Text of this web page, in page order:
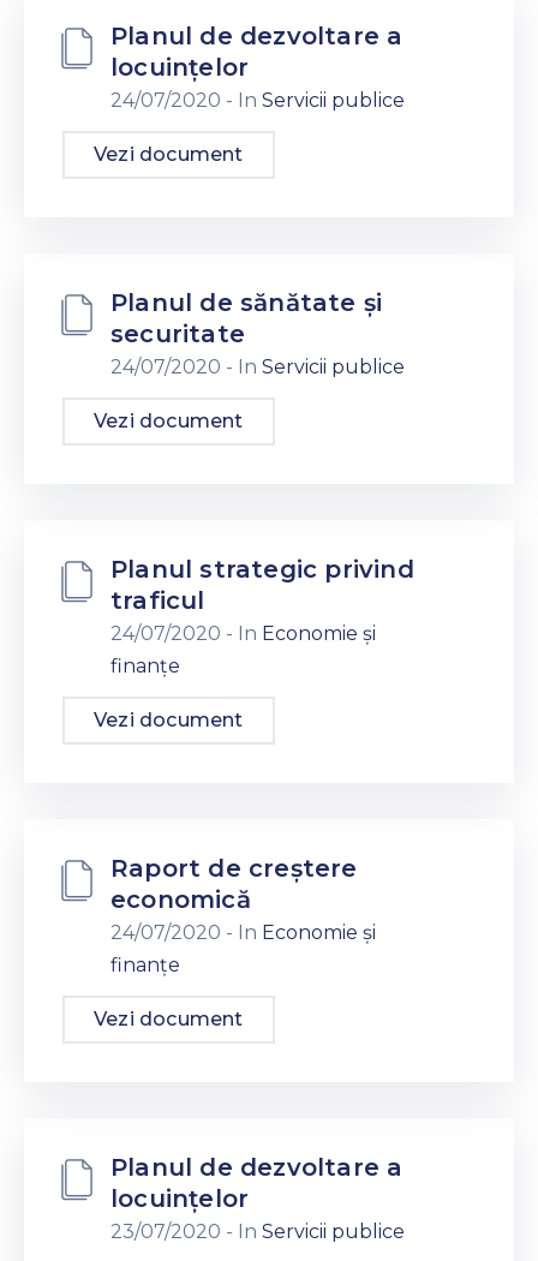
Planul de dezvoltare a
locuințelor
24/07/2020 - In Servicii publice
Vezi document
Planul de sănătate și
securitate
24/07/2020 - In Servicii publice
Vezi document
Planul strategic privind
traficul
24/07/2020 - In Economie și
finanțe
Vezi document
Raport de creștere
economică
24/07/2020 - In Economie și
finanțe
Vezi document
Planul de dezvoltare a
locuințelor
23/07/2020 - In Servicii publice